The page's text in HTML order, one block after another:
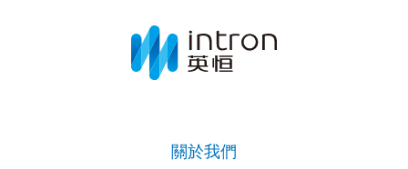
關於我們